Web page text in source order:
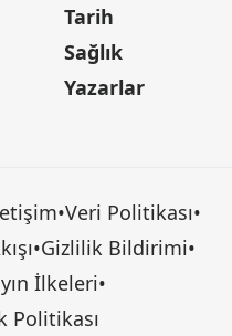
Tarih
Sağlık
Yazarlar
•Veri Politikası•
•Gizlilik Bildirimi•
İlkeleri•
Politikası